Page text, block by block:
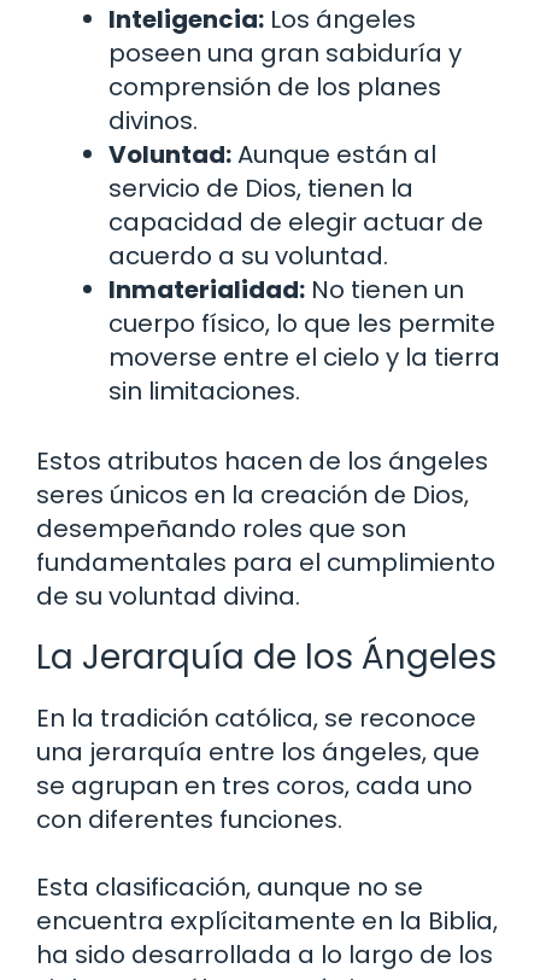
Inteligencia: Los ángeles
poseen una gran sabiduría y
comprensión de los planes
divinos.
Voluntad:Aunque están al
servicio de Dios, tienen la
capacidad de elegir actuar de
acuerdo a su voluntad.
Inmaterialidad: No tienen un
cuerpo físico, lo que les permite
moverse entre el cielo y la tierra
sin limitaciones.
Estos atributos hacen de los ángeles
seres únicos en la creación de Dios,
desempeñando roles que son
fundamentales para el cumplimiento
de su voluntad divina.
La Jerarquía de los Ángeles
En la tradición católica, se reconoce
una jerarquía entre los ángeles, que
se agrupan en tres coros, cada uno
con diferentes funciones.
Esta clasificación, aunque no se
encuentra explícitamente en la Biblia,
ha sido desarrollada a lo largo de los